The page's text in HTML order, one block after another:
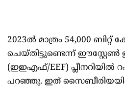
2023ൽ മാത്രം 54,000
ചെയ്തിട്ടുണ്ടെന്ന്
(ഇഇഎഫ്/EEF) പ്ലീനറിയിൽ
പറഞ്ഞു. ഇത്